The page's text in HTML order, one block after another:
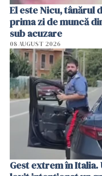
El este Nicu, tânărul
prima zi de muncă
sub acuzare
08 AUGUST 2026
Gest extrem în Italia.